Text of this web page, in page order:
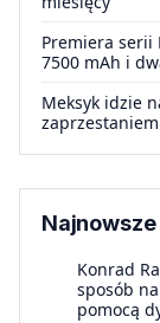
Premiera serii
7500 mAh i
Meksyk idzie
Konrad
sposób
pomocą